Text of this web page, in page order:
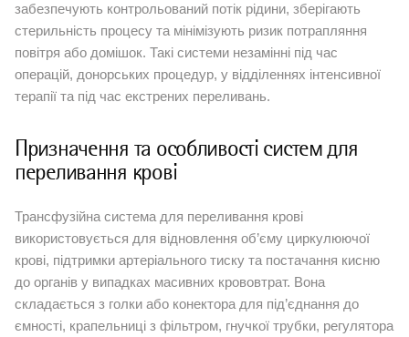
забезпечують контрольований потік рідини, зберігають
стерильність процесу та мінімізують ризик потрапляння
повітря або домішок. Такі системи незамінні під час
операцій, донорських процедур, у відділеннях інтенсивної
терапії та під час екстрених переливань.
Призначення та особливості систем для
переливання крові
Трансфузійна система для переливання крові
використовується для відновлення об’єму циркулюючої
крові, підтримки артеріального тиску та постачання кисню
до органів у випадках масивних крововтрат. Вона
складається з голки або конектора для під’єднання до
ємності, крапельниці з фільтром, гнучкої трубки, регулятора